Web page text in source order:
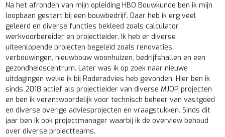
Na het afronden van mijn opleiding HBO Bouwkunde ben ik mijn
loopbaan gestart bij een bouwbedrijf. Daar heb ik erg veel
geleerd en diverse functies bekleed zoals calculator,
werkvoorbereider en projectleider. Ik heb er diverse
uiteenlopende projecten begeleid zoals renovaties,
verbouwingen, nieuwbouw woonhuizen, bedrijfshallen en een
gezondheidscentrum. Later was ik op zoek naar nieuwe
uitdagingen welke ik bij Raderadvies heb gevonden. Hier ben ik
sinds 2018 actief als projectleider van diverse MJOP projecten
en ben ik verantwoordelijk voor technisch beheer van vastgoed
en diverse overige adviesprojecten en vraagstukken. Sinds dit
jaar ben ik ook projectmanager waarbij ik de overview behoud
over diverse projectteams.